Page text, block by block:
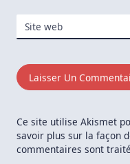
Site web
Ce site utilise Akismet
savoir plus sur la façon
commentaires sont